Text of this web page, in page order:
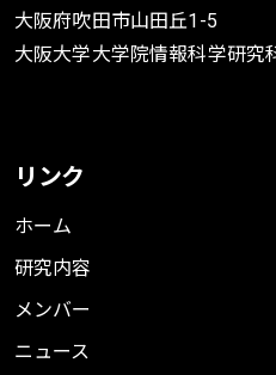
大阪府吹田市山田丘1-5
大阪大学大学院情報科学研究
リンク
ホーム
研究内容
メンバー
ニュース